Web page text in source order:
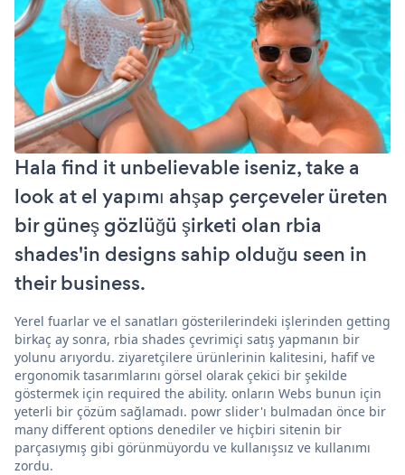
Hala find it unbelievable iseniz, take a
look at el yapımı ahşap çerçeveler üreten
bir güneş gözlüğü şirketi olan rbia
shades'in designs sahip olduğu seen in
their business.
Yerel fuarlar ve el sanatları gösterilerindeki işlerinden getting
birkaç ay sonra, rbia shades çevrimiçi satış yapmanın bir
yolunu arıyordu. ziyaretçilere ürünlerinin kalitesini, hafif ve
ergonomik tasarımlarını görsel olarak çekici bir şekilde
göstermek için required the ability. onların Webs bunun için
yeterli bir çözüm sağlamadı. powr slider'ı bulmadan önce bir
many different options denediler ve hiçbiri sitenin bir
parçasıymış gibi görünmüyordu ve kullanışsız ve kullanımı
zordu.